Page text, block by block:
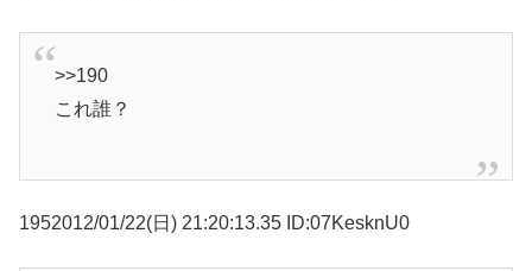
>>190
これ誰？
1952012/01/22(日) 21:20:13.35 ID:07KesknU0